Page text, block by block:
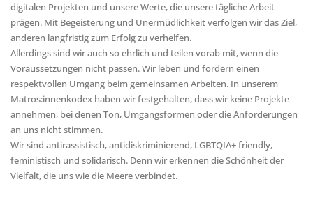
digitalen Projekten und unsere Werte, die unsere tägliche Arbeit
prägen. Mit Begeisterung und Unermüdlichkeit verfolgen wir das Ziel,
anderen langfristig zum Erfolg zu verhelfen.
Allerdings sind wir auch so ehrlich und teilen vorab mit, wenn die
Voraussetzungen nicht passen. Wir leben und fordern einen
respektvollen Umgang beim gemeinsamen Arbeiten. In unserem
Matros:innenkodex haben wir festgehalten, dass wir keine Projekte
annehmen, bei denen Ton, Umgangsformen oder die Anforderungen
an uns nicht stimmen.
Wir sind antirassistisch, antidiskriminierend, LGBTQIA+ friendly,
feministisch und solidarisch. Denn wir erkennen die Schönheit der
Vielfalt, die uns wie die Meere verbindet.